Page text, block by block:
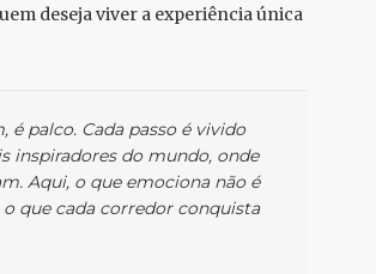
deseja viver a experiência única
é palco. Cada passo é vivido
inspiradores do mundo, onde
Aqui, o que emociona não é
que cada corredor conquista